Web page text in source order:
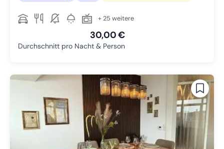
+ 25 weitere
30,00 €
Durchschnitt pro Nacht & Person